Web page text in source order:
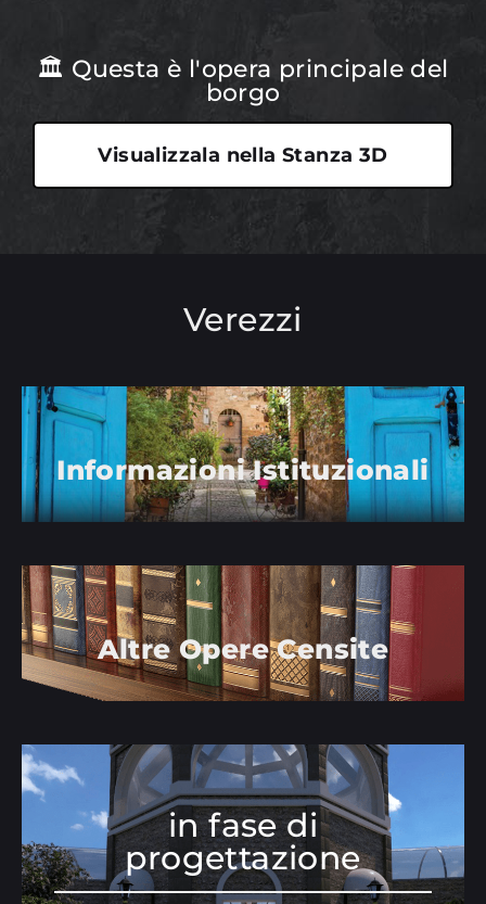
🏛 Questa è l'opera principale del
borgo
Visualizzala nella Stanza 3D
Verezzi
Informazioni Istituzionali
Altre Opere Censite
in fase di
progettazione